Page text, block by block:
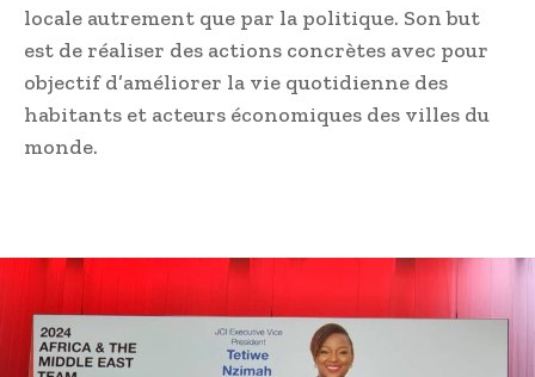
locale autrement que par la politique. Son but
est de réaliser des actions concrètes avec pour
objectif d’améliorer la vie quotidienne des
habitants et acteurs économiques des villes du
monde.